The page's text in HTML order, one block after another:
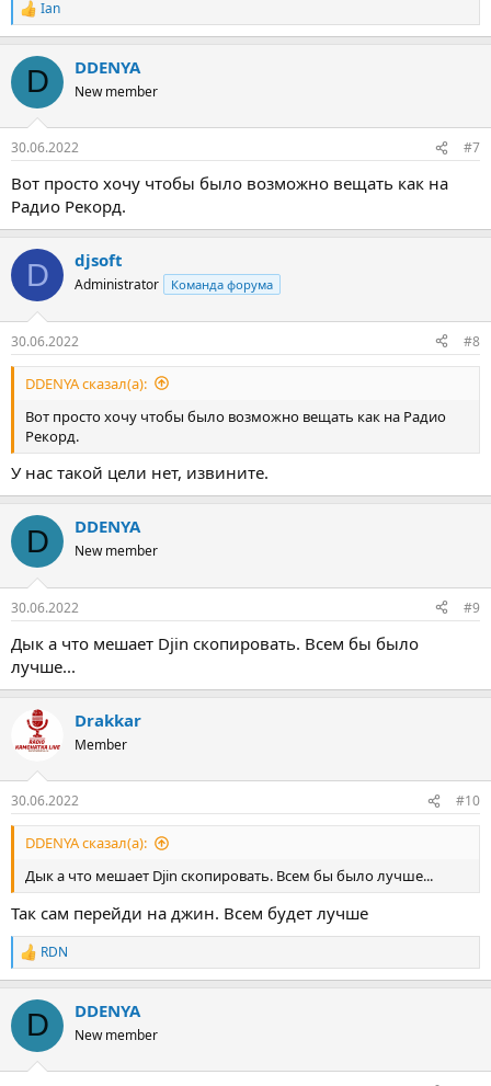
Р
е
к
и
Ian
D DDENYA
New member
30.06.2022 #7
Вот просто хочу чтобы было возможно вещать как на
Радио Рекорд.
D djsoft
Administrator Команда форума
30.06.2022 #8
DDENYA сказал(а):
Вот просто хочу чтобы было возможно вещать как на Радио
Рекорд.
У нас такой цели нет, извините.
D DDENYA
New member
30.06.2022 #9
Дык а что мешает Djin скопировать. Всем бы было
лучше...
Drakkar
Member
30.06.2022 #10
DDENYA сказал(а):
Дык а что мешает Djin скопировать. Всем бы было лучше...
Так сам перейди на джин. Всем будет лучше
Р
е
к
и
RDN
D DDENYA
New member